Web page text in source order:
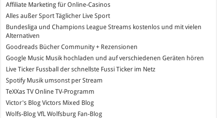
Affiliate Marketing für Online-Casinos
Alles außer Sport Täglicher Live Sport
Bundesliga und Champions League Streams kostenlos und mit vielen
Alternativen
Goodreads Bücher Community + Rezensionen
Google Music Musik hochladen und auf verschiedenen Geräten hören
Live Ticker Fussball
der schnellste Fussi Ticker im Netz
SpotifyMusik umsonst per Stream
TeXXas TVOnline TV-Programm
Victor's Blog Victors Mixed Blog
Wolfs-Blog VfL Wolfsburg Fan-Blog